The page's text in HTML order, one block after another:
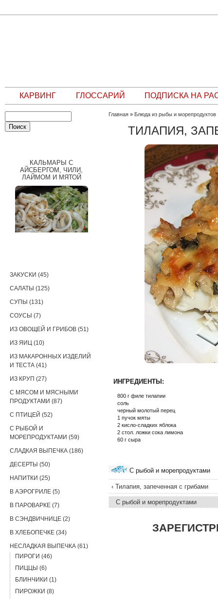
КАРВИНГ ГЛОССАРИЙ ПОДПИСКА НА
Главная » Блюда из рыбы и морепродуктов
ТИЛАПИЯ,
ИНГРЕДИЕНТЫ:
800 г филе тилапии
соль
черный молотый перец
1 пучок мяты
2 кисло-сладких яблока
2 стол. ложки сока лимона
60 г сыра
С рыбой и морепродуктами
‹ Тилапия, запеченная с грибами
С рыбой и морепродуктами
КАЛЬМАРЫ С
АЙСБЕРГОМ, ЧИЛИ,
ЛАЙМОМ И МЯТОЙ
ЗАКУСКИ (45)
САЛАТЫ (125)
СУПЫ (131)
СОУСЫ (7)
ИЗ ОВОЩЕЙ И ГРИБОВ (51)
ИЗ ЯИЦ (10)
ИЗ МАКАРОННЫХ ИЗДЕЛИЙ
И ТЕСТА (41)
ИЗ КРУП (27)
С МЯСОМ И МЯСНЫМИ
ПРОДУКТАМИ (87)
С ПТИЦЕЙ (52)
С РЫБОЙ И
МОРЕПРОДУКТАМИ (59)
СЛАДКАЯ ВЫПЕЧКА (186)
ДЕСЕРТЫ (50)
НАПИТКИ (25)
В АЭРОГРИЛЕ (5)
В ПАРОВАРКЕ (7)
В СЭНДВИЧНИЦЕ (2)
В ХЛЕБОПЕЧКЕ (34)
НЕСЛАДКАЯ ВЫПЕЧКА (61)
ПИРОГИ (46)
ПИЦЦЫ (6)
БЛИНЧИКИ (1)
ПИРОЖКИ (8)